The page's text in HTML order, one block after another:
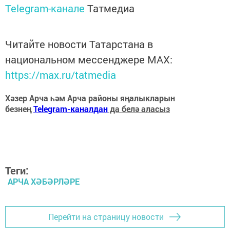
Telegram-канале Татмедиа
Читайте новости Татарстана в
национальном мессенджере MАХ:
https://max.ru/tatmedia
Хәзер Арча һәм Арча районы яңалыкларын
безнеңTelegram-каналданда белә аласыз
Теги:
АРЧА ХӘБӘРЛӘРЕ
Перейти на страницу новости